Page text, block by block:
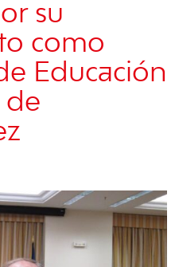
su
como
Educación
de